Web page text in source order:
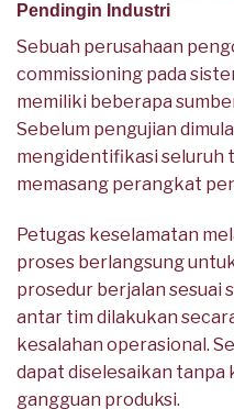
Pendingin Industri
Sebuah perusahaan
commissioning pada
memiliki beberapa
Sebelum pengujian
mengidentifikasi seluruh
memasang perangkat
Petugas keselamatan
proses berlangsung
prosedur berjalan sesuai
antar tim dilakukan
kesalahan operasional.
dapat diselesaikan tanpa
gangguan produksi.